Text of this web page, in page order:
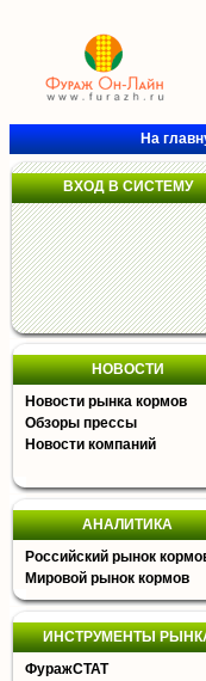
На
ВХОД В СИСТЕМУ
НОВОСТИ
Новости рынка кормов
Обзоры прессы
Новости компаний
АНАЛИТИКА
Российский рынок
Мировой рынок кормов
ИНСТРУМЕНТЫ
ФуражСТАТ